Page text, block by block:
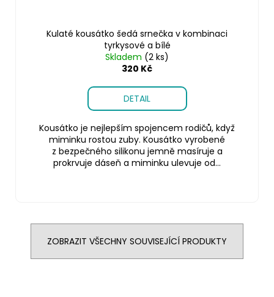
Kulaté kousátko šedá srnečka v kombinaci
tyrkysové a bílé
Skladem (2 ks)
320 Kč
DETAIL
Kousátko je nejlepším spojencem rodičů, když
miminku rostou zuby. Kousátko vyrobené
z bezpečného silikonu jemně masíruje a
prokrvuje dáseň a miminku ulevuje od...
ZOBRAZIT VŠECHNY SOUVISEJÍCÍ PRODUKTY